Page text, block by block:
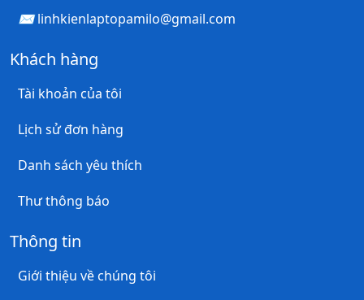
linhkienlaptopamilo@gmail.com
Khách hàng
Tài khoản của tôi
Lịch sử đơn hàng
Danh sách yêu thích
Thư thông báo
Thông tin
Giới thiệu về chúng tôi